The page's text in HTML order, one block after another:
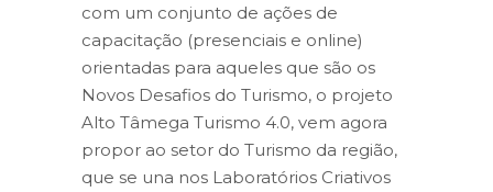
com um conjunto de ações de
capacitação (presenciais e online)
orientadas para aqueles que são os
Novos Desafios do Turismo, o projeto
Alto Tâmega Turismo 4.0, vem agora
propor ao setor do Turismo da região,
que se una nos Laboratórios Criativos